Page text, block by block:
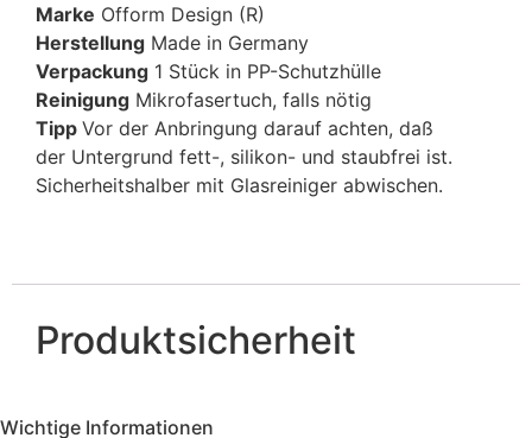
Marke Ofform Design (R)
Herstellung Made in Germany
Verpackung 1 Stück in PP-Schutzhülle
Reinigung Mikrofasertuch, falls nötig
Tipp Vor der Anbringung darauf achten, daß
der Untergrund fett-, silikon- und staubfrei ist.
Sicherheitshalber mit Glasreiniger abwischen.
Produktsicherheit
Wichtige Informationen